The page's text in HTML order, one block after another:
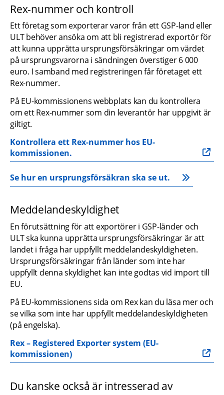
Rex-nummer och kontroll
Ett företag som exporterar varor från ett GSP-land eller
ULT behöver ansöka om att bli registrerad exportör för
att kunna upprätta ursprungsförsäkringar om värdet
på ursprungsvarorna i sändningen överstiger 6 000
euro. I samband med registreringen får företaget ett
Rex-nummer.
På EU-kommissionens webbplats kan du kontrollera
om ett Rex-nummer som din leverantör har uppgivit är
giltigt.
Kontrollera ett Rex-nummer hos EU-
kommissionen.
Se hur en ursprungsförsäkran ska se ut.
Meddelandeskyldighet
En förutsättning för att exportörer i GSP-länder och
ULT ska kunna upprätta ursprungsförsäkringar är att
landet i fråga har uppfyllt meddelandeskyldigheten.
Ursprungsförsäkringar från länder som inte har
uppfyllt denna skyldighet kan inte godtas vid import till
EU.
På EU-kommissionens sida om Rex kan du läsa mer och
se vilka som inte har uppfyllt meddelandeskyldigheten
(på engelska).
Rex – Registered Exporter system (EU-
kommissionen)
Du kanske också är intresserad av